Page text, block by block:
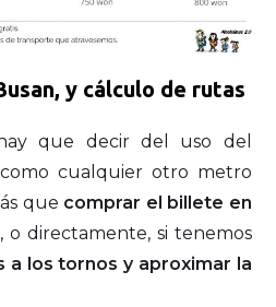
y cálculo de rutas
que decir del uso del
cualquier otro metro
que comprar el billete en
, o directamente, si tenemos
a los tornos y aproximar la